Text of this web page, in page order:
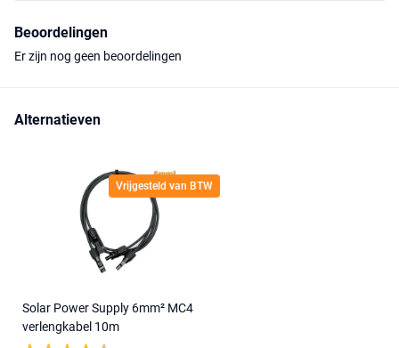
Beoordelingen
Er zijn nog geen beoordelingen
Alternatieven
Vrijgesteld van BTW
Solar Power Supply 6mm² MC4
verlengkabel 10m